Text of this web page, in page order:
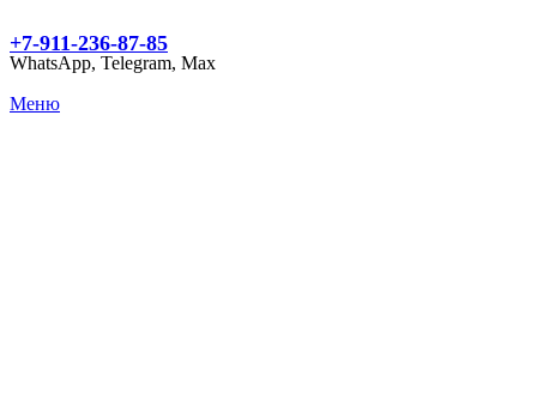
+7-911-236-87-85
WhatsApp, Telegram, Max
Меню